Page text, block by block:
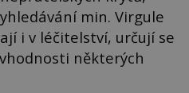
min. Virgule
i v léčitelství, určují se
některých